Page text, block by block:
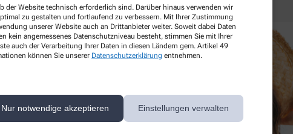
der Website technisch erforderlich sind. Darüber hinaus verwenden wir
zu gestalten und fortlaufend zu verbessern. Mit Ihrer Zustimmung
unserer Website auch an Drittanbieter weiter. Soweit dabei Daten
kein angemessenes Datenschutzniveau besteht, stimmen Sie mit Ihrer
auch der Verarbeitung Ihrer Daten in diesen Ländern gem. Artikel 49
können Sie unserer Datenschutzerklärung entnehmen.
Nur notwendige akzeptieren Einstellungen verwalten